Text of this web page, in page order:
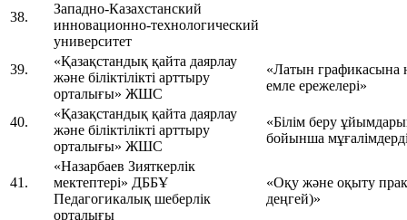
38.
Западно-Казахстанский
инновационно-технологический
университет
39.
«Қазақстандық қайта даярлау
және біліктілікті арттыру
орталығы» ЖШС
«Латын графикасына
емле ережелері»
40.
«Қазақстандық қайта даярлау
және біліктілікті арттыру
орталығы» ЖШС
«Білім беру
бойынша
41.
«Назарбаев Зияткерлік
мектептері» ДББҰ
Педагогикалық шеберлік
орталығы
«Оқу және оқыту
деңгей)»